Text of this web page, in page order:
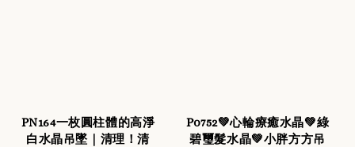
PN164一枚圓柱體的高淨
白水晶吊墜｜清理！清
P0752💚心輪療癒水晶💚綠
碧璽髮水晶💚小胖方方吊